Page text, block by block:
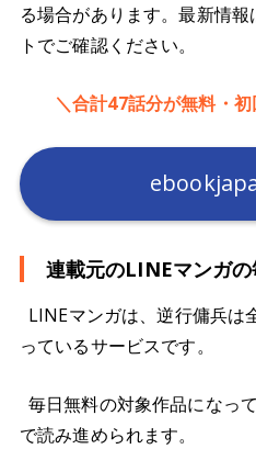
る場合があります。最新情
トでご確認ください。
＼合計47話分が無料・
連載元のLINEマンガ
LINEマンガは、逆行傭兵は
っているサービスです。
毎日無料の対象作品になっ
で読み進められます。